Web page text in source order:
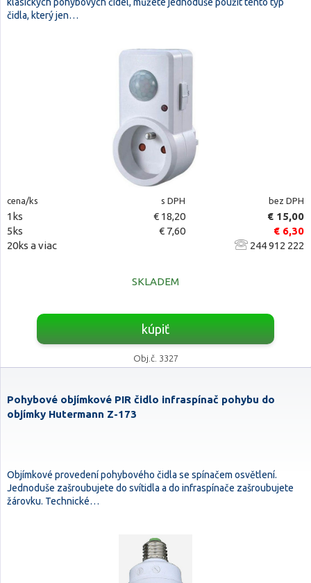
čidla, který jen…
cena/ks s DPH bez DPH
1ks € 18,20
€ 15,00
5ks
€ 7,60
€ 6,30
20ks a viac
244 912 222
SKLADEM
kúpiť
Obj.č. 3327
Pohybové objímkové PIR čidlo infraspínač pohybu do
objímky Hutermann Z-173
Objímkové provedení pohybového čidla se spínačem osvětlení.
Jednoduše zašroubujete do svítidla a do infraspínače zašroubujete
žárovku. Technické…